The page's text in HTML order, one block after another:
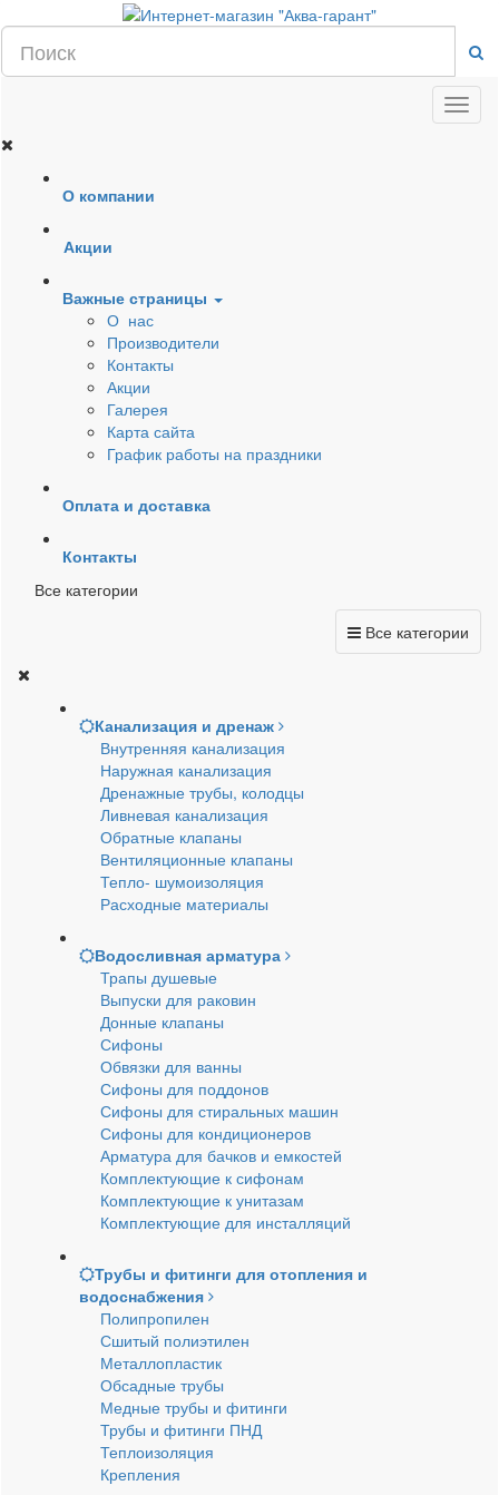
О компании
Акции
Важные страницы
О нас
Производители
Контакты
Акции
Галерея
Карта сайта
График работы на праздники
Оплата и доставка
Контакты
Все категории
Все категории
Канализация и дренаж
Внутренняя канализация
Наружная канализация
Дренажные трубы, колодцы
Ливневая канализация
Обратные клапаны
Вентиляционные клапаны
Тепло- шумоизоляция
Расходные материалы
Водосливная арматура
Трапы душевые
Выпуски для раковин
Донные клапаны
Сифоны
Обвязки для ванны
Сифоны для поддонов
Сифоны для стиральных машин
Сифоны для кондиционеров
Арматура для бачков и емкостей
Комплектующие к сифонам
Комплектующие к унитазам
Комплектующие для инсталляций
Трубы и фитинги для отопления и
водоснабжения
Полипропилен
Сшитый полиэтилен
Металлопластик
Обсадные трубы
Медные трубы и фитинги
Трубы и фитинги ПНД
Теплоизоляция
Крепления